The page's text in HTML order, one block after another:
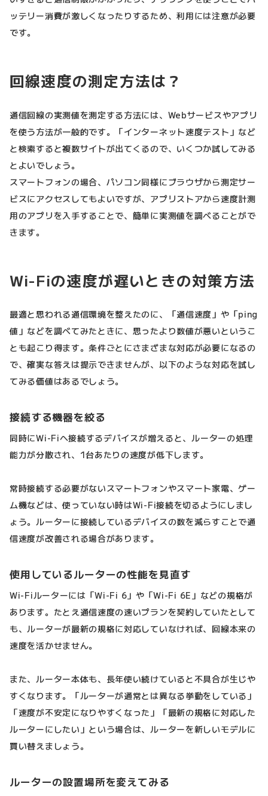
ッテリー消費が激しくなったりするため、利用には注意が必要
です。
回線速度の測定方法は？
通信回線の実測値を測定する方法には、Webサービスやアプリ
を使う方法が一般的です。「インターネット速度テスト」など
と検索すると複数サイトが出てくるので、いくつか試してみる
とよいでしょう。
スマートフォンの場合、パソコン同様にブラウザから測定サー
ビスにアクセスしてもよいですが、アプリストアから速度計測
用のアプリを入手することで、簡単に実測値を調べることがで
きます。
Wi-Fiの速度が遅いときの対策方法
最適と思われる通信環境を整えたのに、「通信速度」や「ping
値」などを調べてみたときに、思ったより数値が悪いというこ
とも起こり得ます。条件ごとにさまざまな対応が必要になるの
で、確実な答えは提示できませんが、以下のような対応を試し
てみる価値はあるでしょう。
接続する機器を絞る
同時にWi-Fiへ接続するデバイスが増えると、ルーターの処理
能力が分散され、1台あたりの速度が低下します。
常時接続する必要がないスマートフォンやスマート家電、ゲー
ム機などは、使っていない時はWi-Fi接続を切るようにしまし
ょう。ルーターに接続しているデバイスの数を減らすことで通
信速度が改善される場合があります。
使用しているルーターの性能を見直す
Wi-Fiルーターには「Wi-Fi 6」や「Wi-Fi 6E」などの規格が
あります。たとえ通信速度の速いプランを契約していたとして
も、ルーターが最新の規格に対応していなければ、回線本来の
速度を活かせません。
また、ルーター本体も、長年使い続けていると不具合が生じや
すくなります。「ルーターが通常とは異なる挙動をしている」
「速度が不安定になりやすくなった」「最新の規格に対応した
ルーターにしたい」という場合は、ルーターを新しいモデルに
買い替えましょう。
ルーターの設置場所を変えてみる